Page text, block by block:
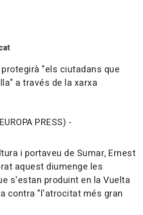
"els ciutadans que
a través de la xarxa
PRESS) -
i portaveu de Sumar, Ernest
aquest diumenge les
s'estan produint en la Vuelta
contra "l'atrocitat més gran